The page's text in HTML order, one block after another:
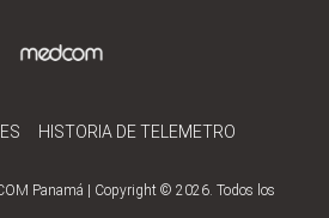
HISTORIA DE TELEMETRO
Panamá | Copyright © 2026. Todos los